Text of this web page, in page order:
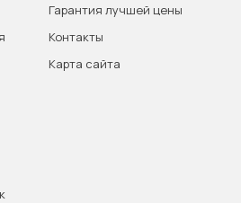
Гарантия лучшей цены
Контакты
Карта сайта